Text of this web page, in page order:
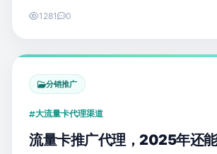
我决定好好研究一下。结果不查不知道
1281 0
分销推广
大流量卡代理渠道
流量卡推广代理，2025年还